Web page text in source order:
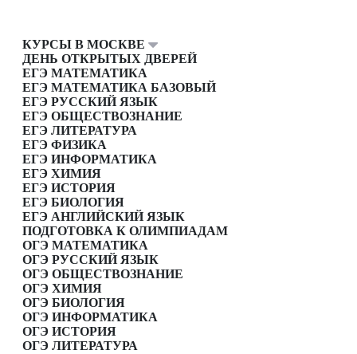
КУРСЫ В МОСКВЕ
ДЕНЬ ОТКРЫТЫХ ДВЕРЕЙ
ЕГЭ МАТЕМАТИКА
ЕГЭ МАТЕМАТИКА БАЗОВЫЙ
ЕГЭ РУССКИЙ ЯЗЫК
ЕГЭ ОБЩЕСТВОЗНАНИЕ
ЕГЭ ЛИТЕРАТУРА
ЕГЭ ФИЗИКА
ЕГЭ ИНФОРМАТИКА
ЕГЭ ХИМИЯ
ЕГЭ ИСТОРИЯ
ЕГЭ БИОЛОГИЯ
ЕГЭ АНГЛИЙСКИЙ ЯЗЫК
ПОДГОТОВКА К ОЛИМПИАДАМ
ОГЭ МАТЕМАТИКА
ОГЭ РУССКИЙ ЯЗЫК
ОГЭ ОБЩЕСТВОЗНАНИЕ
ОГЭ ХИМИЯ
ОГЭ БИОЛОГИЯ
ОГЭ ИНФОРМАТИКА
ОГЭ ИСТОРИЯ
ОГЭ ЛИТЕРАТУРА